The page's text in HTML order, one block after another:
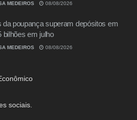
MEDEIROS 08/08/2026
da poupança superam depósitos em
bilhões em julho
MEDEIROS 08/08/2026
sociais.